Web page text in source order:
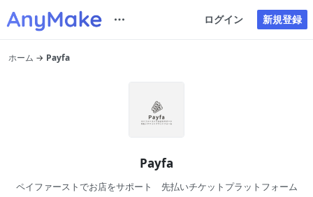
ログイン 新規登録
ホーム Payfa
Payfa
ペイファーストでお店をサポート 先払いチケットプラットフォーム